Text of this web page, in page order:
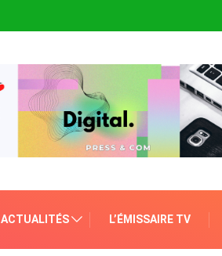
ACTUALITÉS L’ÉMISSAIRE TV